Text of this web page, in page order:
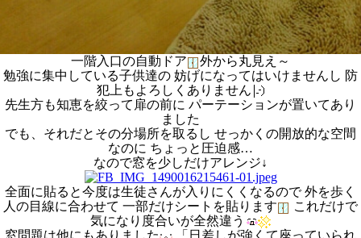
一階入口の自動ドア
外から丸見え～
勉強に集中している子供達の 妨げになってはいけませんし 防
犯上もよろしくありません
先生方も知恵を絞って扉の前に パーテーションが置いてあり
ました
でも、それだとその分場所を取るし せっかくの開放的な空間
なのに ちょっと圧迫感…
なので窓を少しだけアレンジ↓
全面に貼ると今度は生徒さんが入りにくくなるので 外を歩く
人の目線に合わせて 一部だけシートを貼ります
これだけで
気になり度合いが全然違う
窓問題は他にもありました
「日差しが強くて座っていられ